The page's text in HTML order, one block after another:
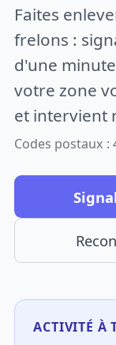
Faites
frelons :
d'une
votre zone
et intervient
Codes postaux :
ACTIVITÉ À